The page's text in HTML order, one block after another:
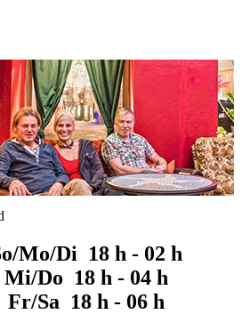
Mo/Di 18 h - 02 h
Mi/Do 18 h - 04 h
Fr/Sa 18 h - 06 h